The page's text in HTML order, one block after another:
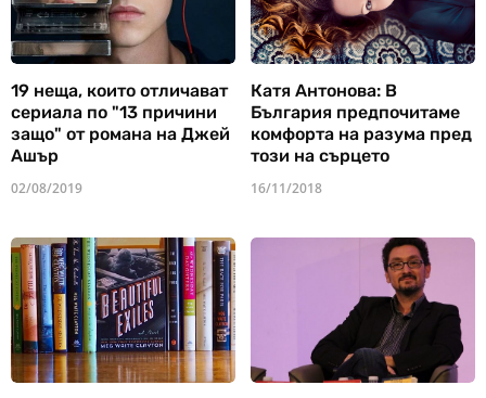
19 неща, които отличават
сериала по "13 причини
защо" от романа на Джей
Ашър
02/08/2019
Катя Антонова: В
България предпочитаме
комфорта на разума пред
този на сърцето
16/11/2018